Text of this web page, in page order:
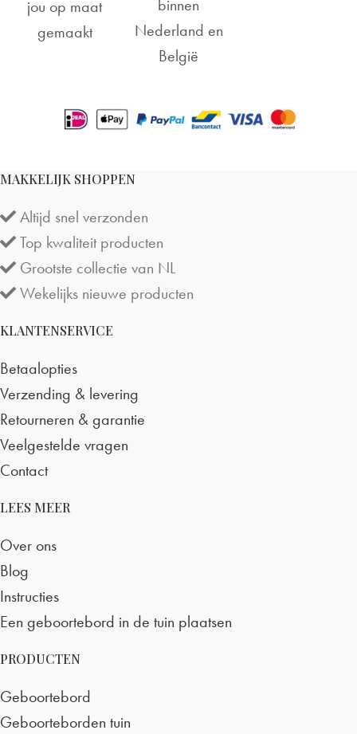
jou op maat
gemaakt
binnen
Nederland en
België
MAKKELIJK SHOPPEN
Altijd snel verzonden
Top kwaliteit producten
Grootste collectie van NL
Wekelijks nieuwe producten
KLANTENSERVICE
Betaalopties
Verzending & levering
Retourneren & garantie
Veelgestelde vragen
Contact
LEES MEER
Over ons
Blog
Instructies
Een geboortebord in de tuin plaatsen
PRODUCTEN
Geboortebord
Geboorteborden tuin